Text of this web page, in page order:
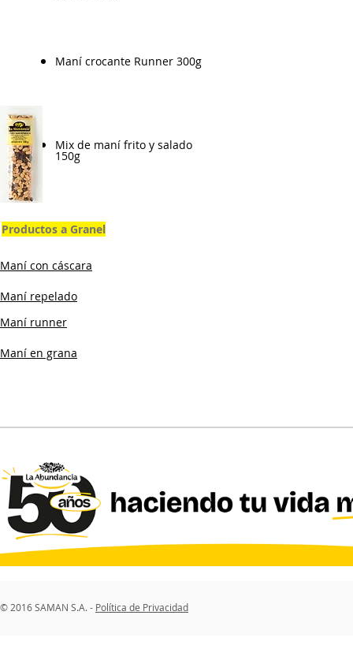
Mix de maní frito y salado
150g
Maní crocante Runner 300g
Productos a Granel
Maní con cáscara
Maní repelado
Maní runner
Maní en grana
© 2016 SAMAN S.A. - Política de Privacidad